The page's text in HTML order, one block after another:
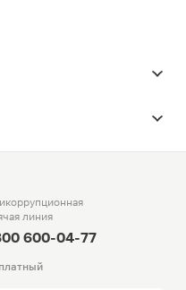
линия
600-04-77